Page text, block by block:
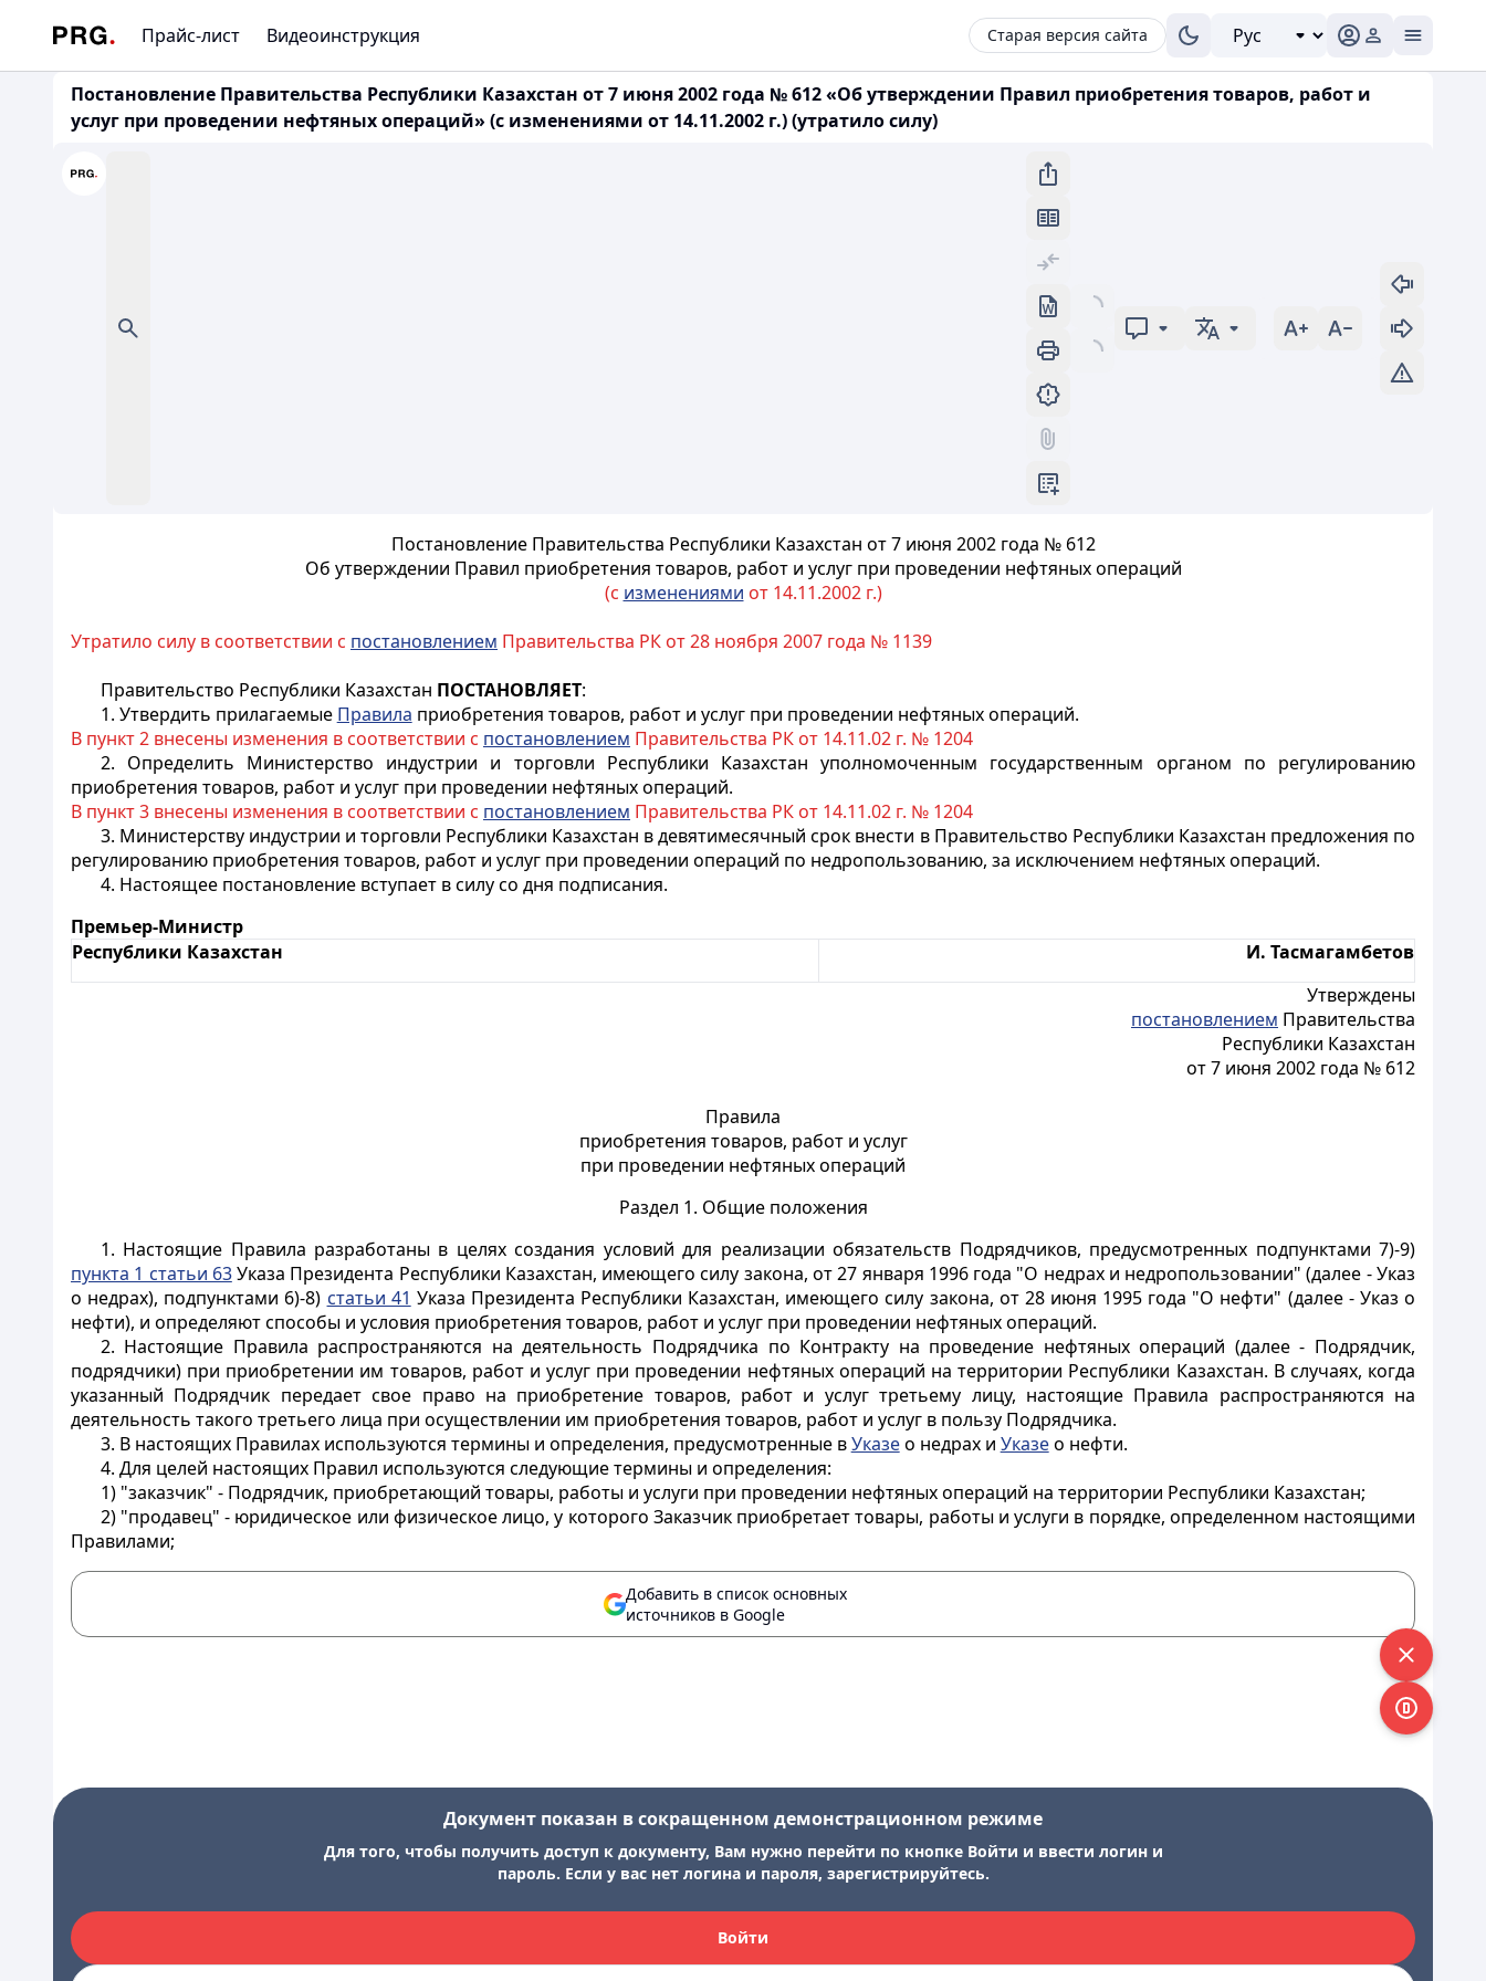
Прайс-лист Видеоинструкция Старая версия сайта
Постановление Правительства Республики Казахстан от 7 июня 2002 года № 612 «Об утверждении Правил приобретения товаров, работ и
услуг при проведении нефтяных операций» (с изменениями от 14.11.2002 г.) (утратило силу)
Постановление Правительства Республики Казахстан от 7 июня 2002 года № 612
Об утверждении Правил приобретения товаров, работ и услуг при проведении нефтяных операций
(с изменениями от 14.11.2002 г.)
Утратило силу в соответствии с постановлением Правительства РК от 28 ноября 2007 года № 1139
Правительство Республики Казахстан ПОСТАНОВЛЯЕТ:
1. Утвердить прилагаемые Правила приобретения товаров, работ и услуг при проведении нефтяных операций.
В пункт 2 внесены изменения в соответствии с постановлением Правительства РК от 14.11.02 г. № 1204
2. Определить Министерство индустрии и торговли Республики Казахстан уполномоченным государственным органом по регулированию
приобретения товаров, работ и услуг при проведении нефтяных операций.
В пункт 3 внесены изменения в соответствии с постановлением Правительства РК от 14.11.02 г. № 1204
3. Министерству индустрии и торговли Республики Казахстан в девятимесячный срок внести в Правительство Республики Казахстан предложения по
регулированию приобретения товаров, работ и услуг при проведении операций по недропользованию, за исключением нефтяных операций.
4. Настоящее постановление вступает в силу со дня подписания.
Премьер-Министр
Республики Казахстан
И. Тасмагамбетов
Утверждены
постановлением Правительства
Республики Казахстан
от 7 июня 2002 года № 612
Правила
приобретения товаров, работ и услуг
при проведении нефтяных операций
Раздел 1. Общие положения
1. Настоящие Правила разработаны в целях создания условий для реализации обязательств Подрядчиков, предусмотренных подпунктами 7)-9)
пункта 1 статьи 63Указа Президента Республики Казахстан, имеющего силу закона, от 27 января 1996 года "О недрах и недропользовании" (далее - Указ
о недрах), подпунктами 6)-8) статьи 41 Указа Президента Республики Казахстан, имеющего силу закона, от 28 июня 1995 года "О нефти" (далее - Указ о
нефти), и определяют способы и условия приобретения товаров, работ и услуг при проведении нефтяных операций.
2. Настоящие Правила распространяются на деятельность Подрядчика по Контракту на проведение нефтяных операций (далее - Подрядчик,
подрядчики) при приобретении им товаров, работ и услуг при проведении нефтяных операций на территории Республики Казахстан. В случаях, когда
указанный Подрядчик передает свое право на приобретение товаров, работ и услуг третьему лицу, настоящие Правила распространяются на
деятельность такого третьего лица при осуществлении им приобретения товаров, работ и услуг в пользу Подрядчика.
3. В настоящих Правилах используются термины и определения, предусмотренные вУказео недрах и Указео нефти.
4. Для целей настоящих Правил используются следующие термины и определения:
1) "заказчик" - Подрядчик, приобретающий товары, работы и услуги при проведении нефтяных операций на территории Республики Казахстан;
2) "продавец" - юридическое или физическое лицо, у которого Заказчик приобретает товары, работы и услуги в порядке, определенном настоящими
Правилами;
Добавить в список основных
источников в Google
Документ показан в сокращенном демонстрационном режиме
Для того, чтобы получить доступ к документу, Вам нужно перейти по кнопке Войти и ввести логин и
пароль. Если у вас нет логина и пароля, зарегистрируйтесь.
Войти